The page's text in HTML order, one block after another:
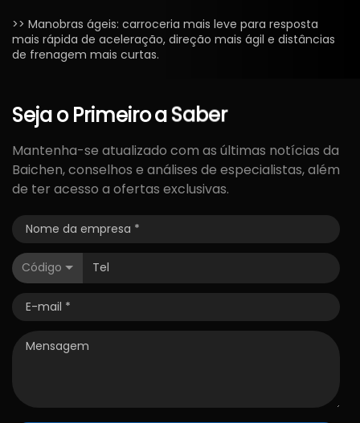
>> Manobras ágeis: carroceria mais leve para resposta
mais rápida de aceleração, direção mais ágil e distâncias
de frenagem mais curtas.
Sejao PrimeiroaSaber
Mantenha-se atualizado com as últimas notícias da
Baichen, conselhos e análises de especialistas, além
de ter acesso a ofertas exclusivas.
Código